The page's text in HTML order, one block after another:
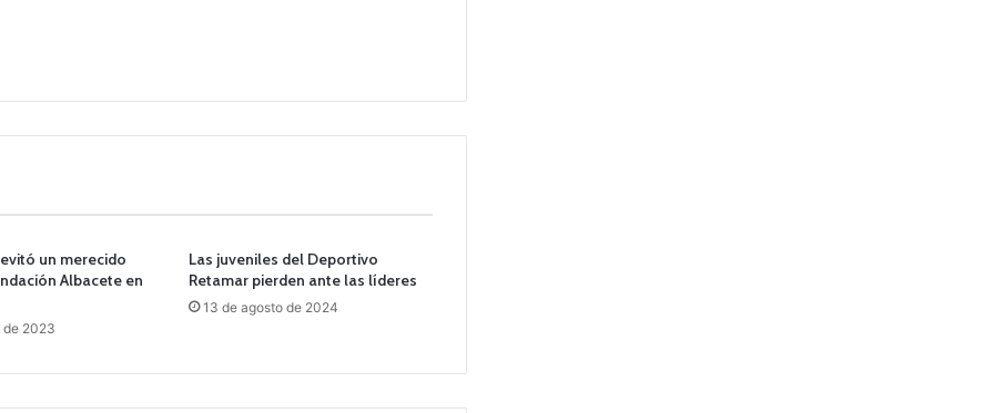
un merecido
Albacete en
de 2023
Las juveniles del Deportivo
Retamar pierden ante las líderes
13 de agosto de 2024